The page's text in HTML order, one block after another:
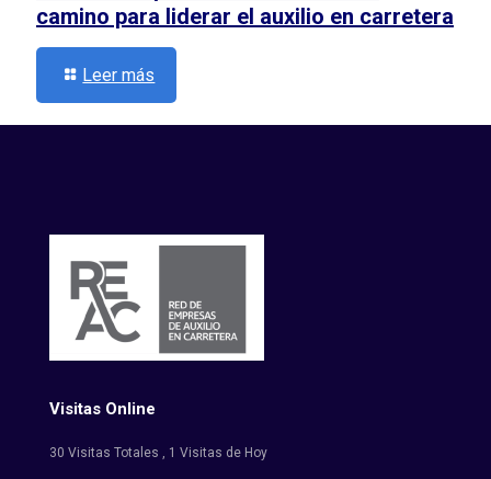
camino para liderar el auxilio en carretera
Leer más
Visitas Online
30 Visitas Totales , 1 Visitas de Hoy